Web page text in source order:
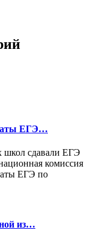
ЕГЭ…
школ сдавали ЕГЭ
комиссия
ЕГЭ по
из…